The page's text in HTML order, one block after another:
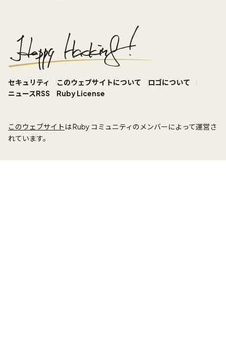
セキュリティ このウェブサイトについて
ロゴについて
ニュースRSS
Ruby License
このウェブサイト は Ruby コミュニティのメンバーによって運営さ
れています。